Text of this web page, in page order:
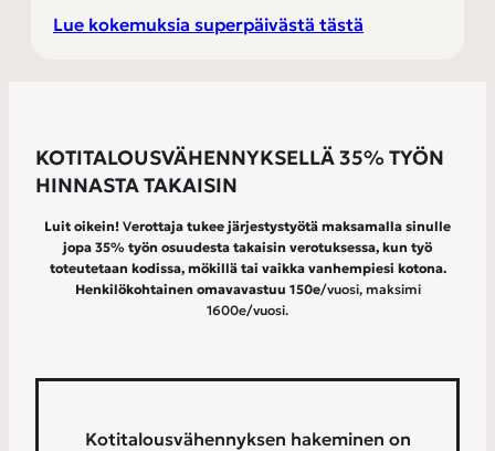
Lue kokemuksia superpäivästä tästä
KOTITALOUSVÄHENNYKSELLÄ 35% TYÖN
HINNASTA TAKAISIN
Luit oikein! Verottaja tukee järjestystyötä maksamalla sinulle
jopa 35% työn osuudesta takaisin verotuksessa, kun työ
toteutetaan kodissa, mökillä tai vaikka vanhempiesi kotona.
Henkilökohtainen omavavastuu 150e/vuosi, maksimi
1600e/vuosi.
Kotitalousvähennyksen hakeminen on